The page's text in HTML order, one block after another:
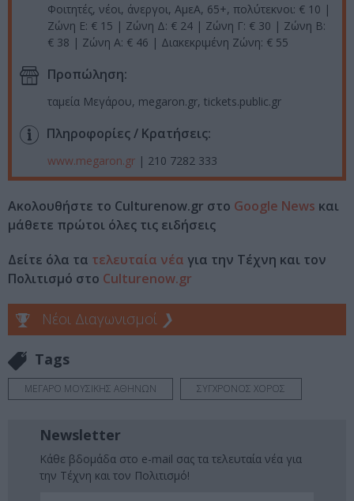
Φοιτητές, νέοι, άνεργοι, ΑμεΑ, 65+, πολύτεκνοι: € 10 |
Ζώνη Ε: € 15 | Ζώνη Δ: € 24 | Ζώνη Γ: € 30 | Ζώνη Β:
€ 38 | Ζώνη Α: € 46 | Διακεκριμένη Ζώνη: € 55
Προπώληση:
ταμεία Μεγάρου, megaron.gr, tickets.public.gr
Πληροφορίες / Κρατήσεις:
www.megaron.gr | 210 7282 333
Ακολουθήστε το Culturenow.gr στο Google News και
μάθετε πρώτοι όλες τις ειδήσεις
Δείτε όλα τα τελευταία νέα για την Τέχνη και τον
Πολιτισμό στο Culturenow.gr
Νέοι Διαγωνισμοί ❯
Tags
ΜΕΓΑΡΟ ΜΟΥΣΙΚΗΣ ΑΘΗΝΩΝ ΣΥΓΧΡΟΝΟΣ ΧΟΡΟΣ
Newsletter
Κάθε βδομάδα στο e-mail σας τα τελευταία νέα για
την Τέχνη και τον Πολιτισμό!